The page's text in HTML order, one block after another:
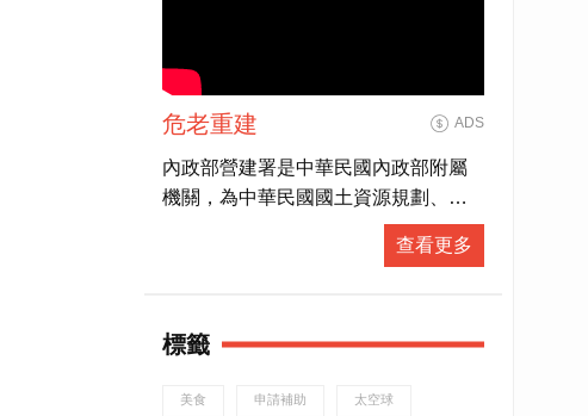
危老重建 ADS
內政部營建署是中華民國內政部附屬
機關，為中華民國國土資源規劃、利
用與管理之最高主管機關。營建署同
時也是各國家公園的主管機關，由國
查看更多
標籤
美食 申請補助 太空球